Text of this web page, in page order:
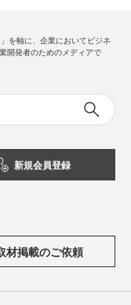
を軸に、企業においてビジネ
開発者のためのメディアで
新規会員登録
材掲載のご依頼